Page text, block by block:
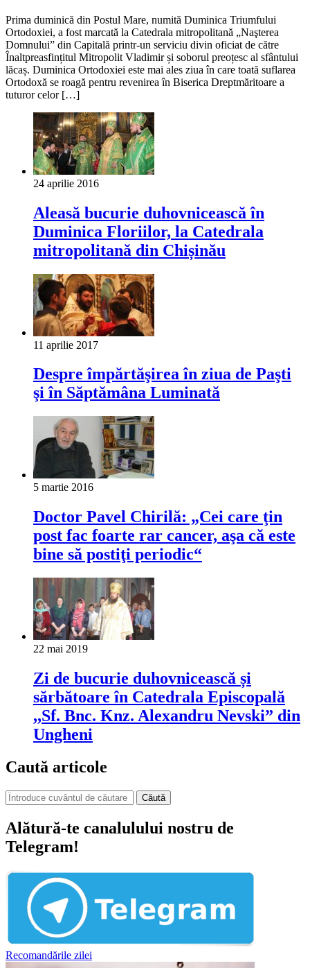
Prima duminică din Postul Mare, numită Duminica Triumfului
Ortodoxiei, a fost marcată la Catedrala mitropolitană „Naşterea
Domnului” din Capitală printr-un serviciu divin oficiat de către
Înaltpreasfințitul Mitropolit Vladimir și soborul preoțesc al sfântului
lăcaș. Duminica Ortodoxiei este mai ales ziua în care toată suflarea
Ortodoxă se roagă pentru revenirea în Biserica Dreptmăritoare a
tuturor celor […]
24 aprilie 2016
Aleasă bucurie duhovnicească în
Duminica Floriilor, la Catedrala
mitropolitană din Chișinău
11 aprilie 2017
Despre împărtăşirea în ziua de Paşti
şi în Săptămâna Luminată
5 martie 2016
Doctor Pavel Chirilă: „Cei care ţin
post fac foarte rar cancer, aşa că este
bine să postiţi periodic“
22 mai 2019
Zi de bucurie duhovnicească și
sărbătoare în Catedrala Episcopală
,,Sf. Bnc. Knz. Alexandru Nevski” din
Ungheni
Caută articole
Căută
Alătură-te canalulului nostru de
Telegram!
Recomandările zilei